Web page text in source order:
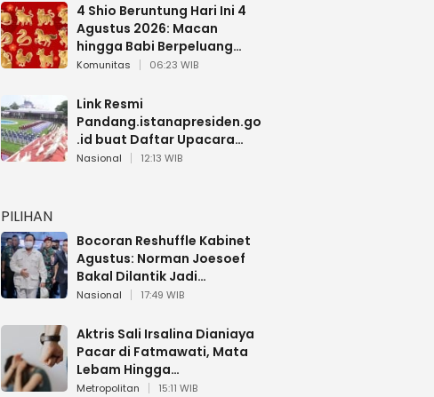
4 Shio Beruntung Hari Ini 4
Agustus 2026: Macan
hingga Babi Berpeluang
Dapat Kabar Baik
Komunitas 06:23 WIB
Link Resmi
Pandang.istanapresiden.go
.id buat Daftar Upacara
Bendera HUT RI di Istana
Nasional 12:13 WIB
PILIHAN
Bocoran Reshuffle Kabinet
Agustus: Norman Joesoef
Bakal Dilantik Jadi
Wamenhan RI
Nasional 17:49 WIB
Aktris Sali Irsalina Dianiaya
Pacar di Fatmawati, Mata
Lebam Hingga
Diselamatkan Polantas
Metropolitan 15:11 WIB